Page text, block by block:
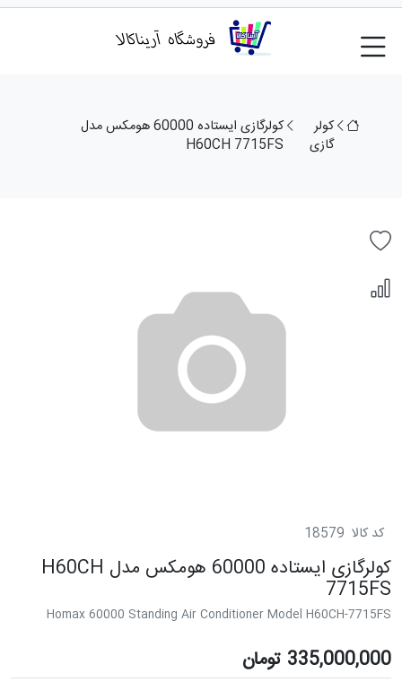
کولر
گازی
کولرگازی ایستاده 60000 هومکس مدل
H60CH 7715FS
کد کالا 18579
کولرگازی ایستاده 60000 هومکس مدل H60CH
7715FS
Homax 60000 Standing Air Conditioner Model H60CH-7715FS
335,000,000 تومان